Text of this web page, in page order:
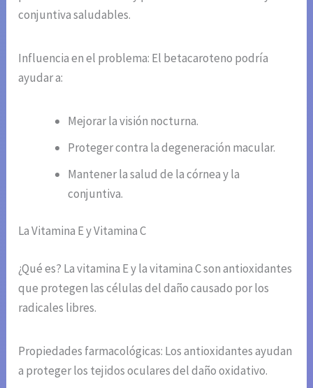
conjuntiva saludables.
Influencia en el problema: El betacaroteno podría
ayudar a:
Mejorar la visión nocturna.
Proteger contra la degeneración macular.
Mantener la salud de la córnea y la
conjuntiva.
La Vitamina E y Vitamina C
¿Qué es? La vitamina E y la vitamina C son antioxidantes
que protegen las células del daño causado por los
radicales libres.
Propiedades farmacológicas: Los antioxidantes ayudan
a proteger los tejidos oculares del daño oxidativo.